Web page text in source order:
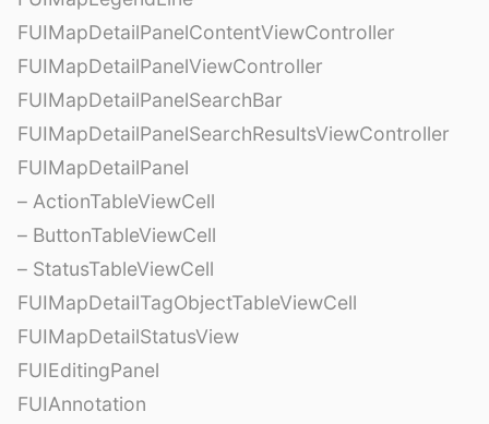
FUIMapDetailPanelContentViewController
FUIMapDetailPanelViewController
FUIMapDetailPanelSearchBar
FUIMapDetailPanelSearchResultsViewController
FUIMapDetailPanel
– ActionTableViewCell
– ButtonTableViewCell
– StatusTableViewCell
FUIMapDetailTagObjectTableViewCell
FUIMapDetailStatusView
FUIEditingPanel
FUIAnnotation